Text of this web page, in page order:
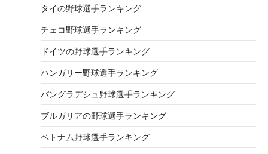
タイの野球選手ランキング
チェコ野球選手ランキング
ドイツの野球選手ランキング
ハンガリー野球選手ランキング
バングラデシュ野球選手ランキング
ブルガリアの野球選手ランキング
ベトナム野球選手ランキング